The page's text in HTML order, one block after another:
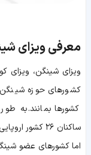
معرفی ویزای
ویزای شینگن، ویزای
کشورها بمانند. به
ساکنان ۲۶ کشور اروپایی می توانند بدون ویزا به یکدیگر سفر کنند.
اما کشورهای عضو